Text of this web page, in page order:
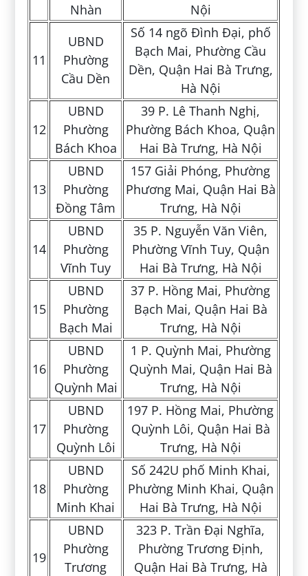
Nhàn
Nội
11
UBND
Phường
Cầu Dền
Số 14 ngõ Đình Đại, phố
Bạch Mai, Phường Cầu
Dền, Quận Hai Bà Trưng,
Hà Nội
12
UBND
Phường
Bách Khoa
39 P. Lê Thanh Nghị,
Phường Bách Khoa, Quận
Hai Bà Trưng, Hà Nội
13
UBND
Phường
Đồng Tâm
157 Giải Phóng, Phường
Phương Mai, Quận Hai Bà
Trưng, Hà Nội
14
UBND
Phường
Vĩnh Tuy
35 P. Nguyễn Văn Viên,
Phường Vĩnh Tuy, Quận
Hai Bà Trưng, Hà Nội
15
UBND
Phường
Bạch Mai
37 P. Hồng Mai, Phường
Bạch Mai, Quận Hai Bà
Trưng, Hà Nội
16
UBND
Phường
Quỳnh Mai
1 P. Quỳnh Mai, Phường
Quỳnh Mai, Quận Hai Bà
Trưng, Hà Nội
17
UBND
Phường
Quỳnh Lôi
197 P. Hồng Mai, Phường
Quỳnh Lôi, Quận Hai Bà
Trưng, Hà Nội
18
UBND
Phường
Minh Khai
Số 242U phố Minh Khai,
Phường Minh Khai, Quận
Hai Bà Trưng, Hà Nội
19
UBND
Phường
Trương
323 P. Trần Đại Nghĩa,
Phường Trương Định,
Quận Hai Bà Trưng, Hà